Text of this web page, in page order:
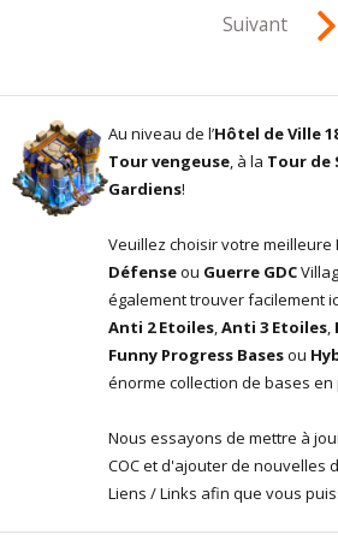
Suivant
Au niveau de l’Hôtel de Ville
Tour vengeuse , à la Tour de
Gardiens!
Veuillez choisir votre meilleure
Défenseou Guerre GDC
également trouver facilement
Anti 2 Etoiles Anti 3 Etoiles
Funny Progress Basesou
énorme collection de bases en
Nous essayons de mettre à
COC et d'ajouter de nouvelles
Liens / Links afin que vous